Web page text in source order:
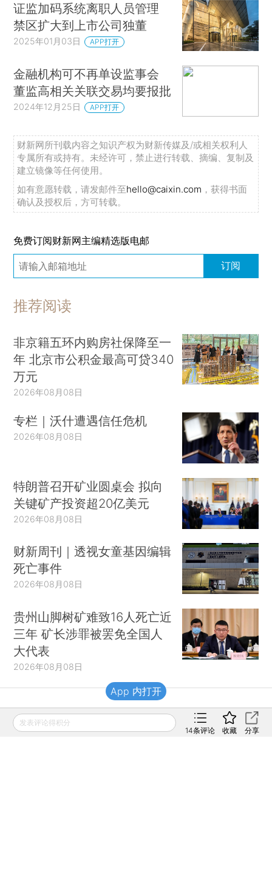
证监加码系统离职人员管理
禁区扩大到上市公司独董
2025年01月03日 APP打开
金融机构可不再单设监事会
董监高相关关联交易均要报批
2024年12月25日 APP打开
财新网所刊载内容之知识产权为财新传媒及/或相关权利人
专属所有或持有。未经许可，禁止进行转载、摘编、复制及
建立镜像等任何使用。
如有意愿转载，请发邮件至hello@caixin.com ，获得书面
确认及授权后，方可转载。
免费订阅财新网主编精选版电邮
订阅
推荐阅读
非京籍五环内购房社保降至一
年 北京市公积金最高可贷340
万元
2026年08月08日
专栏｜沃什遭遇信任危机
2026年08月08日
特朗普召开矿业圆桌会 拟向
关键矿产投资超20亿美元
2026年08月08日
财新周刊｜透视女童基因编辑
死亡事件
2026年08月08日
贵州山脚树矿难致16人死亡近
三年 矿长涉罪被罢免全国人
大代表
2026年08月08日
财新移动
发表评论得积分
14条评论 收藏 分享
App 内打开